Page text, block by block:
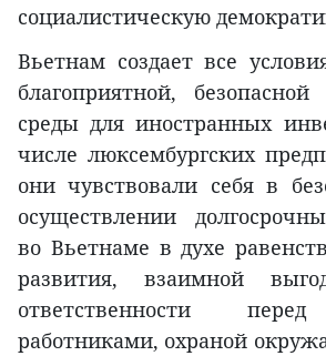
социалистическую
Вьетнам создает все
благоприятной,
среды для иностранных
числе люксембургских
они чувствовали себя в
осуществлении
во Вьетнаме в духе
развития, взаимной
ответственности
работниками, охраной